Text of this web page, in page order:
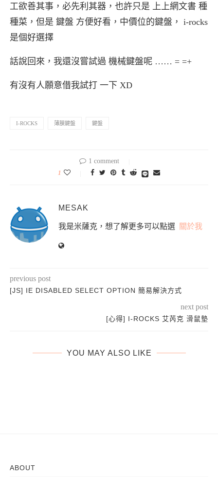
工欲善其事，必先利其器，也許只是 上上網文書 種
種菜，但是 鍵盤 方便好看，中價位的鍵盤， i-rocks
是個好選擇
話說回來，我還沒嘗試過 機械鍵盤呢 …… = =+
有沒有人願意借我試打 一下 XD
I-ROCKS 薄膜鍵盤 鍵盤
1 comment
1
MESAK
我是米薩克，想了解更多可以點選 關於我
previous post
[JS] IE DISABLED SELECT OPTION 簡易解決方式
next post
[心得] I-ROCKS 艾芮克 滑鼠墊
YOU MAY ALSO LIKE
ABOUT